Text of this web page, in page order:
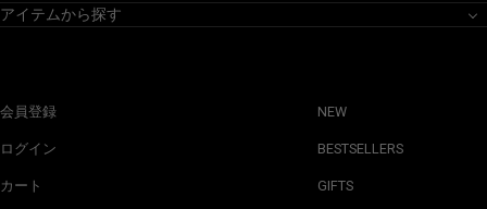
アイテムから探す
会員登録
ログイン
カート
NEW
BESTSELLERS
GIFTS